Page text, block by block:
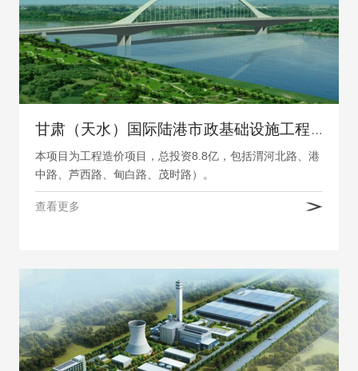
甘肃（天水）国际陆港市政基础设施工程一期PPP造价项目编制清单及控制价
本项目为工程造价项目，总投资8.8亿，包括渭河北路、港
中路、芦西路、甸白路、茂时路）。
查看更多